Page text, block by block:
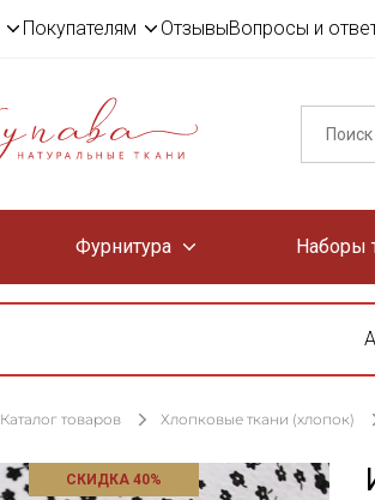
Покупателям ОтзывыВопросы и
Фурнитура Наборы
Каталог товаров Хлопковые ткани (хлопок)
СКИДКА 40%